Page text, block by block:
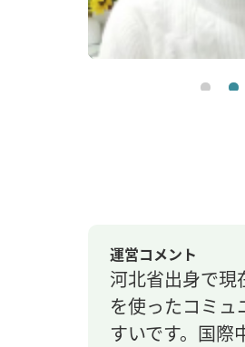
運営コメント
河北省出身で現
を使ったコミュ
すいです。国際